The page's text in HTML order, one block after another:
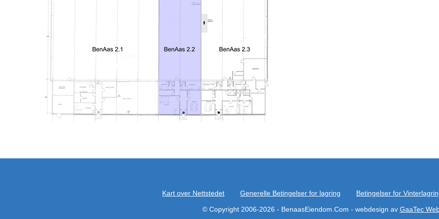
Kart over Nettstedet Generelle Betingelser for lagring Betingelser for
© Copyright 2006-2026 - BenaasEiendom.Com - webdesign av GaaTec